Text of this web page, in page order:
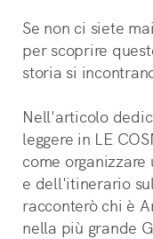
Se non ci siete
per scoprire
storia si
Nell'articolo
leggere in LE
come organizzare
e dell'itinerario
racconterò chi è
nella più grande